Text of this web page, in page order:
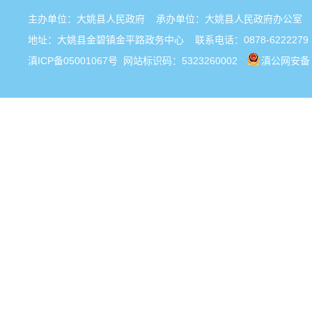
主办单位：大姚县人民政府 承办单位：大姚县人民政府办公
地址：大姚县金碧镇金平路政务中心 联系电话：0878-6222279
滇ICP备05001067号 网站标识码：5323260002 滇公网安